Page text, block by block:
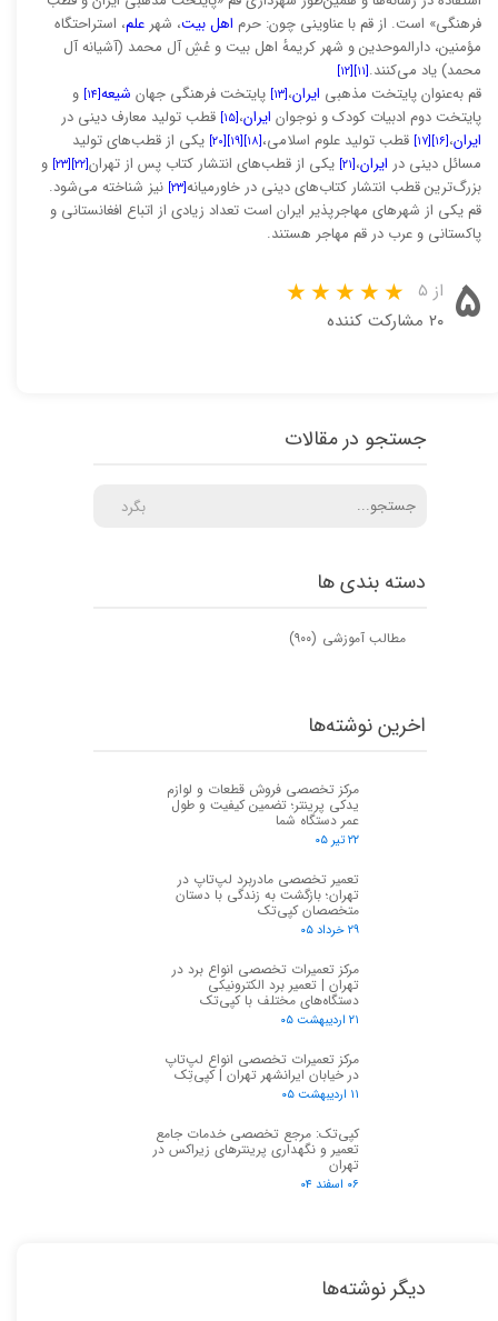
فرهنگی» است. از قم با عناوینی چون: حرم اهل بیت، شهر علم، استراحتگاه
مؤمنین، دارالموحدین و شهر کریمهٔ اهل بیت و عُشِ آل محمد (آشیانه آل
محمد) یاد می‌کنند.[۱۱] [۱۲]
قم به‌عنوان پایتخت مذهبی ایران،[۱۳] پایتخت فرهنگی جهان شیعه[۱۴]
و
پایتخت دوم ادبیات کودک و نوجوان ایران،[۱۵]
قطب تولید معارف دینی در
ایران،[۱۶] [۱۷] قطب تولید علوم اسلامی،[۱۸] [۱۹] [۲۰]
یکی از قطب‌های تولید
مسائل دینی در ایران،[۲۱] یکی از قطب‌های انتشار کتاب پس از تهران[۲۲] [۲۳]
و
بزرگ‌ترین قطب انتشار کتاب‌های دینی در خاورمیانه[۲۳]
نیز شناخته می‌شود.
قم یکی از شهرهای مهاجرپذیر ایران است تعداد زیادی از اتباع افغانستانی و
پاکستانی و عرب در قم مهاجر هستند.
۵ از ۵
۲۰ مشارکت کننده
دسته بندی ها
مطالب آموزشی (۹۰۰)
جستجو در مقالات
بگرد
اخرین نوشته‌ها
مرکز تخصصی فروش قطعات و لوازم
یدکی پرینتر؛ تضمین کیفیت و طول
عمر دستگاه شما
۲۲ تیر ۰۵
تعمیر تخصصی مادربرد لپ‌تاپ در
تهران؛ بازگشت به زندگی با دستان
متخصصان کپی‌تک
۲۹ خرداد ۰۵
مرکز تعمیرات تخصصی انواع برد در
تهران | تعمیر برد الکترونیکی
دستگاه‌های مختلف با کپی‌تک
۲۱ اردیبهشت ۰۵
مرکز تعمیرات تخصصی انواع لپ‌تاپ
در خیابان ایرانشهر تهران | کپی‌تِک
۱۱ اردیبهشت ۰۵
کپی‌تک: مرجع تخصصی خدمات جامع
تعمیر و نگهداری پرینترهای زیراکس در
تهران
۰۶ اسفند ۰۴
دیگر نوشته‌ها